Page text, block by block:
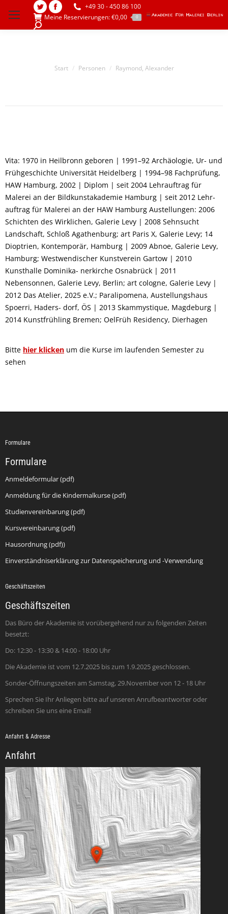
Twitter
page
Facebook
new
+49 30 - 450 86 100
Meine Reservierungen:€0,00 0
Search:
Sie befinden sich hier:
Start Personen Raymond, Alexander
Vita: 1970 in Heilbronn geboren | 1991–92 Archäologie, Ur- und
Frühgeschichte Universität Heidelberg | 1994–98 Fachprüfung,
HAW Hamburg, 2002 | Diplom | seit 2004 Lehrauftrag für
Malerei an der Bildkunstakademie Hamburg | seit 2012 Lehr-
auftrag für Malerei an der HAW Hamburg Austellungen: 2006
Schichten des Wirklichen, Galerie Levy | 2008 Sehnsucht
Landschaft, Schloß Agathenburg; art Paris X, Galerie Levy; 14
Dioptrien, Kontemporär, Hamburg | 2009 Abnoe, Galerie Levy,
Hamburg; Westwendischer Kunstverein Gartow | 2010
Kunsthalle Dominika- nerkirche Osnabrück | 2011
Nebensonnen, Galerie Levy, Berlin; art cologne, Galerie Levy |
2012 Das Atelier, 2025 e.V.; Paralipomena, Austellungshaus
Spoerri, Haders- dorf, ÖS | 2013 Skammystique, Magdeburg |
2014 Kunstfrühling Bremen; OelFrüh Residency, Dierhagen
Bitte hier klicken um die Kurse im laufenden Semester zu
sehen
Formulare
Formulare
Anmeldeformular (pdf)
Anmeldung für die Kindermalkurse (pdf)
Studienvereinbarung (pdf)
Kursvereinbarung (pdf)
Hausordnung (pdf))
Einverständniserklärung zur Datenspeicherung und -Verwendung
Geschäftszeiten
Geschäftszeiten
Das Büro der Akademie ist vorübergehend nur zu folgenden Zeiten
besetzt:
Do: 12:30 - 13:30 & 14:00 - 18:00 Uhr
Die Akademie ist vom 12.7.2025 bis zum 1.9.2025 geschlossen.
Sonder-Öffnungszeiten am Samstag, 29.November von 12 - 18 Uhr
Sprechen Sie Ihr Anliegen bitte auf unseren Anrufbeantworter oder
schreiben Sie uns eine Email!
Anfahrt & Adresse
Anfahrt